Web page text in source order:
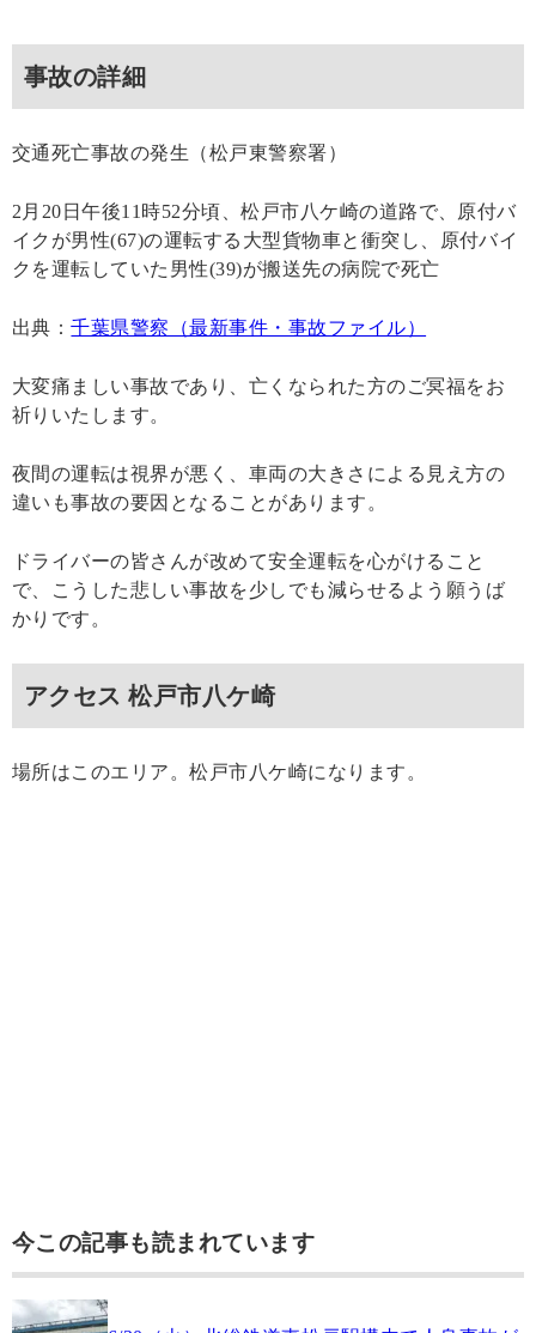
事故の詳細
交通死亡事故の発生（松戸東警察署）
2月20日午後11時52分頃、松戸市八ケ崎の道路で、原付バ
イクが男性(67)の運転する大型貨物車と衝突し、原付バイ
クを運転していた男性(39)が搬送先の病院で死亡
出典：千葉県警察（最新事件・事故ファイル）
大変痛ましい事故であり、亡くなられた方のご冥福をお
祈りいたします。
夜間の運転は視界が悪く、車両の大きさによる見え方の
違いも事故の要因となることがあります。
ドライバーの皆さんが改めて安全運転を心がけること
で、こうした悲しい事故を少しでも減らせるよう願うば
かりです。
アクセス 松戸市八ケ崎
場所はこのエリア。松戸市八ケ崎になります。
今この記事も読まれています